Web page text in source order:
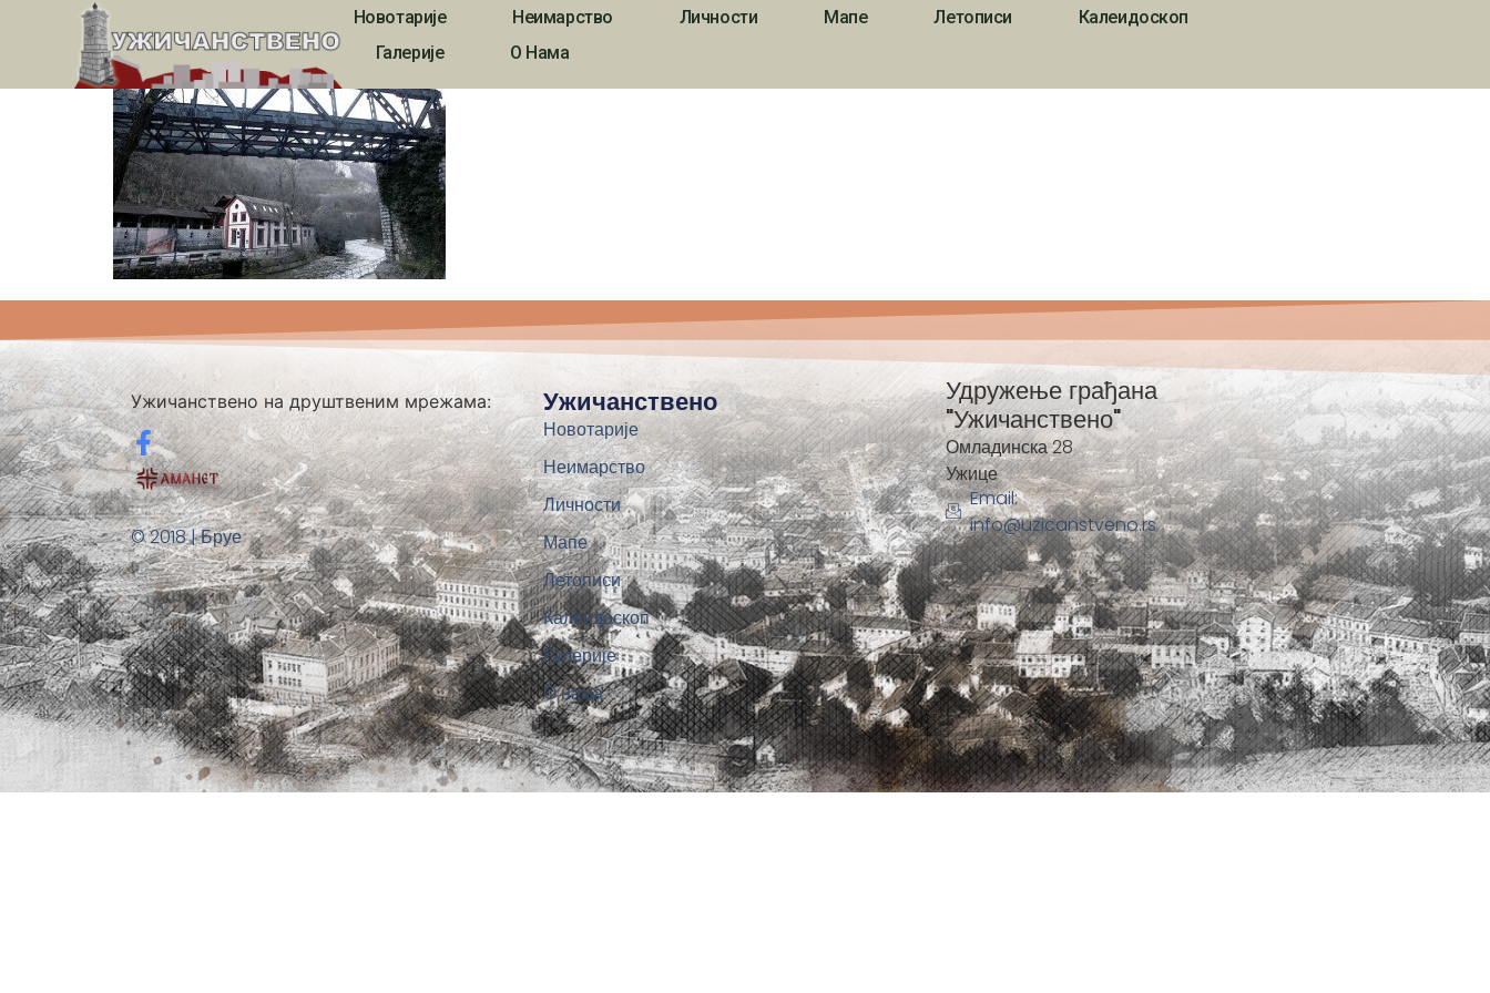
Новотарије Неимарство Личности Мапе Летописи
Калеидоскоп
Галерије
О Нама
332
Ужичанствено на друштвеним мрежама:
© 2018 | Бруе
Ужичанствено
Новотарије
Неимарство
Личности
Мапе
Летописи
Калеидоскоп
Галерије
О нама
Удружење грађана
"Ужичанствено"
Омладинска 28
Ужице
Email:
info@uzicanstveno.rs